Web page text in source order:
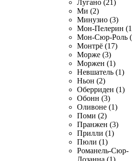
Лугано (21)
Ми (2)
Минузио (3)
Мон-Пелерин
Мон-Сюр-Роль
Монтрё (17)
Морже (3)
Моржен (1)
Невшатель (1)
Ньон (2)
Оберриден (1)
Обонн (3)
Оливоне (1)
Поми (2)
Пранжен (3)
Прилли (1)
Пюли (1)
Романель-Сюр-
Лозанна (1)